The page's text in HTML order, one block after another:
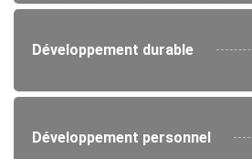
Développement durable
Développement personnel